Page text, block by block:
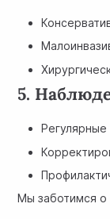
5.
Мы заботимся о